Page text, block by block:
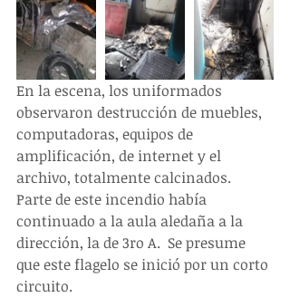
En la escena, los uniformados
observaron destrucción de muebles,
computadoras, equipos de
amplificación, de internet y el
archivo, totalmente calcinados.
Parte de este incendio había
continuado a la aula aledaña a la
dirección, la de 3ro A.  Se presume
que este flagelo se inició por un corto
circuito.